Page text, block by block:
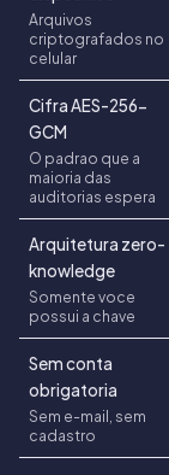
Arquivos
criptografados no
celular
Cifra AES-256-
GCM
O padrao que a
maioria das
auditorias espera
Arquitetura zero-
knowledge
Somente voce
possui a chave
Sem conta
obrigatoria
Sem e-mail, sem
cadastro